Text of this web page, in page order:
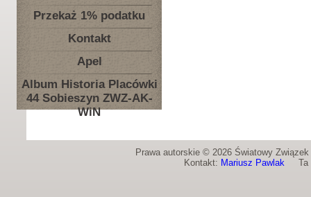
Przekaż 1% podatku
Kontakt
Apel
Album Historia Placówki
44 Sobieszyn ZWZ-AK-
WiN
Prawa autorskie © 2026 Światowy
Kontakt: Mariusz PawlakTa